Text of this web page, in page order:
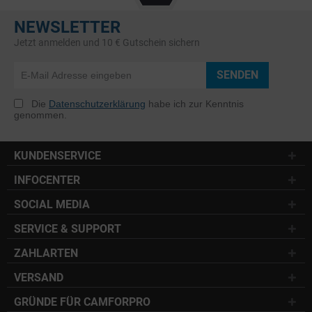
NEWSLETTER
Jetzt anmelden und 10 € Gutschein sichern
SENDEN
Die Datenschutzerklärung habe ich zur Kenntnis
genommen.
KUNDENSERVICE
INFOCENTER
SOCIAL MEDIA
SERVICE & SUPPORT
ZAHLARTEN
VERSAND
GRÜNDE FÜR CAMFORPRO